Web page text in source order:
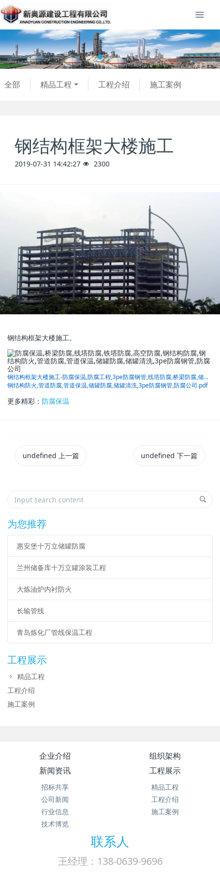
全部 精品工程 工程介绍 施工案例
钢结构框架大楼施工
2019-07-31 14:42:27 2300
钢结构框架大楼施工。
钢结构框架大楼施工-防腐保温,防腐工程,3pe防腐钢管,线塔防腐,桥梁防腐,储...
钢结构防火,管道防腐,管道保温,储罐防腐,储罐清洗,3pe防腐钢管,防腐公司.pdf
更多精彩： 防腐保温
undefined 上一篇 undefined 下一篇
为您推荐
惠安堡十万立储罐防腐
兰州储备库十万立罐涂装工程
大炼油炉内衬防火
长输管线
青岛炼化厂管线保温工程
工程展示
精品工程
工程介绍
施工案例
企业介绍
组织架构
新闻资讯
招标共享
公司新闻
行业信息
技术博览
工程展示
精品工程
工程介绍
施工案例
联系人
王经理：138-0639-9696